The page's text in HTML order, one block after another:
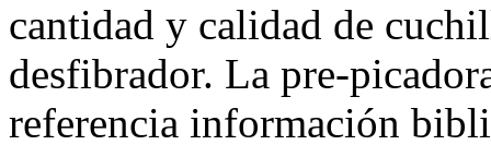
cantidad y calidad de
desfibrador. La pre-
referencia información